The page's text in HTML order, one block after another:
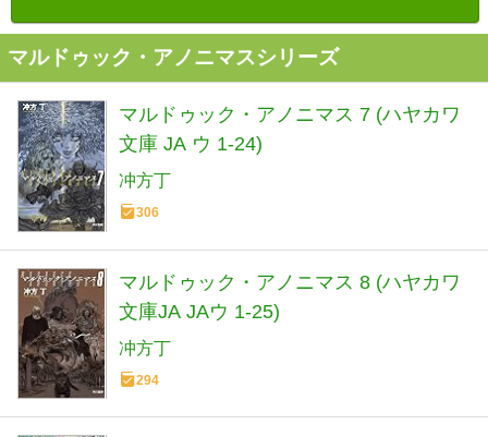
マルドゥック・アノニマスシリーズ
マルドゥック・アノニマス 7 (ハヤカワ
文庫 JA ウ 1-24)
冲方丁
306
マルドゥック・アノニマス 8 (ハヤカワ
文庫JA JAウ 1-25)
冲方丁
294